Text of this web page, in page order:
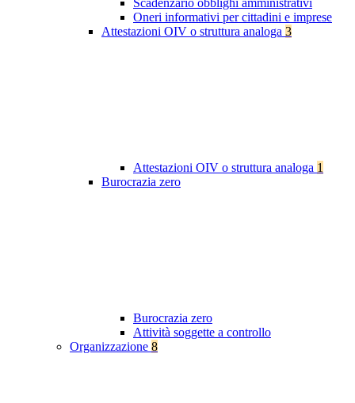
Scadenzario obblighi amministrativi
Oneri informativi per cittadini e imprese
Attestazioni OIV o struttura analoga 3
Attestazioni OIV o struttura analoga 1
Burocrazia zero
Burocrazia zero
Attività soggette a controllo
Organizzazione 8